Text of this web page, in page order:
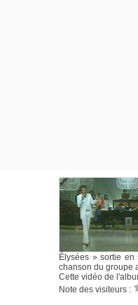
Élysées » sortie
chanson du groupe
Cette vidéo de
Note des visiteurs :